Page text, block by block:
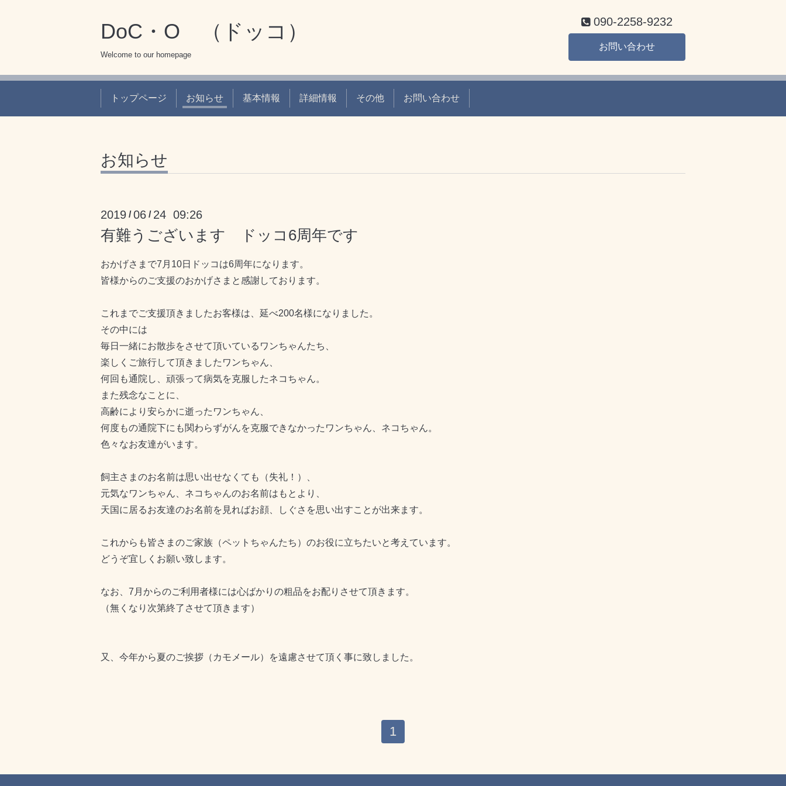
DoC・O （ドッコ）
Welcome to our homepage
090-2258-9232
お問い合わせ
トップページ お知らせ 基本情報 詳細情報 その他 お問い合わせ
お知らせ
2019 /06 / 24 09:26
有難うございます ドッコ6周年です
おかげさまで7月10日ドッコは6周年になります。
皆様からのご支援のおかげさまと感謝しております。
これまでご支援頂きましたお客様は、延べ200名様になりました。
その中には
毎日一緒にお散歩をさせて頂いているワンちゃんたち、
楽しくご旅行して頂きましたワンちゃん、
何回も通院し、頑張って病気を克服したネコちゃん。
また残念なことに、
高齢により安らかに逝ったワンちゃん、
何度もの通院下にも関わらずがんを克服できなかったワンちゃん、ネコちゃん。
色々なお友達がいます。
飼主さまのお名前は思い出せなくても（失礼！）、
元気なワンちゃん、ネコちゃんのお名前はもとより、
天国に居るお友達のお名前を見ればお顔、しぐさを思い出すことが出来ます。
これからも皆さまのご家族（ペットちゃんたち）のお役に立ちたいと考えています。
どうぞ宜しくお願い致します。
なお、7月からのご利用者様には心ばかりの粗品をお配りさせて頂きます。
（無くなり次第終了させて頂きます）
又、今年から夏のご挨拶（カモメール）を遠慮させて頂く事に致しました。
1